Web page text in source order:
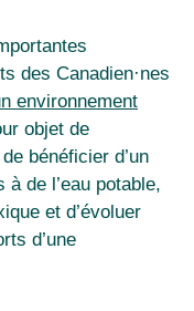
des Canadien·nes
environnement
objet de
bénéficier d’un
à de l’eau potable,
et d’évoluer
d’une